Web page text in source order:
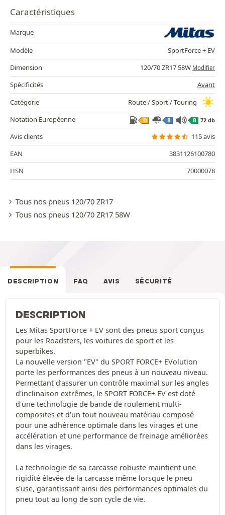
Caractéristiques
Marque
Modèle
SportForce + EV
Dimension
120/70 ZR17 58W Modifier
Spécificités
Avant
Catégorie
Route / Sport / Touring
Notation Européenne
D B B 72 db
Avis clients
115 avis
EAN
3831126100780
HSN
70000078
Tous nos pneus 120/70 ZR17
Tous nos pneus 120/70 ZR17 58W
DESCRIPTION FAQ AVIS SÉCURITÉ
DESCRIPTION
Les Mitas SportForce + EV sont des pneus sport conçus
pour les Roadsters, les voitures de sport et les
superbikes.
La nouvelle version "EV" du SPORT FORCE+ EVolution
porte les performances des pneus à un nouveau niveau.
Permettant d’assurer un contrôle maximal sur les angles
d'inclinaison extrêmes, le SPORT FORCE+ EV est doté
d'une technologie de bande de roulement multi-
composites et d'un tout nouveau matériau composé
pour une adhérence optimale dans les virages et une
accélération et une performance de freinage améliorées
dans les virages.
La technologie de sa carcasse robuste maintient une
rigidité élevée de la carcasse même lorsque le pneu
s'use, garantissant ainsi des performances optimales du
pneu tout au long de son cycle de vie.